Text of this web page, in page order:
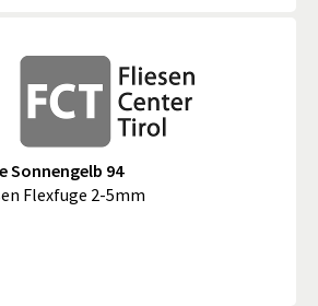
Sonnengelb 94
Flexfuge 2-5mm